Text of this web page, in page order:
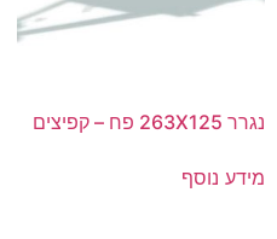
נגרר 263X125 פח – קפיצים
מידע נוסף